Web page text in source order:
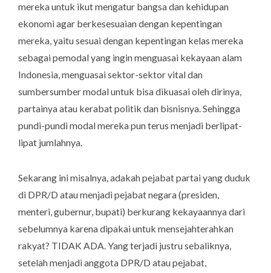
mereka untuk ikut mengatur bangsa dan kehidupan
ekonomi agar berkesesuaian dengan kepentingan
mereka, yaitu sesuai dengan kepentingan kelas mereka
sebagai pemodal yang ingin menguasai kekayaan alam
Indonesia, menguasai sektor-sektor vital dan
sumbersumber modal untuk bisa dikuasai oleh dirinya,
partainya atau kerabat politik dan bisnisnya. Sehingga
pundi-pundi modal mereka pun terus menjadi berlipat-
lipat jumlahnya.
Sekarang ini misalnya, adakah pejabat partai yang duduk
di DPR/D atau menjadi pejabat negara (presiden,
menteri, gubernur, bupati) berkurang kekayaannya dari
sebelumnya karena dipakai untuk mensejahterahkan
rakyat? TIDAK ADA. Yang terjadi justru sebaliknya,
setelah menjadi anggota DPR/D atau pejabat,